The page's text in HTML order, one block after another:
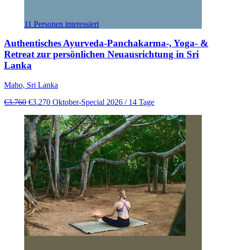
11 Personen interessiert
Authentisches Ayurveda-Panchakarma-, Yoga- &
Retreat zur persönlichen Neuausrichtung in Sri
Lanka
Maho, Sri Lanka
€3.760 €3.270 Oktober-Special 2026 / 14 Tage